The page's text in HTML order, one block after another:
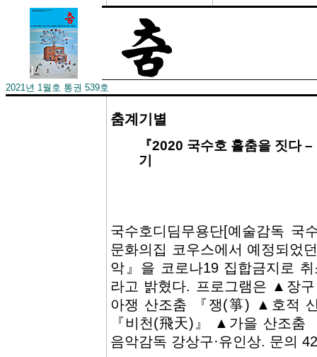
2021년 1월호 통권 539호
춤계기별
『2020 국수호 홀춤을 짓다
기
국수호디딤무용단[예술감독 국
문화의집 코우스에서 예정되었
악』을 코로나19 집합금지로
라고 밝혔다. 프로그램은 ▲장
아쟁 산조춤 『쟁(箏) ▲호적
『비천(飛天)』 ▲가을 산조춤
음악감독 강상구·유인상. 문의